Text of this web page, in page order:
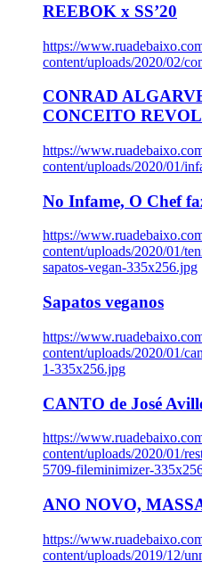
REEBOK x SS’20
https://
content/uploads/2020/02/
CONRAD
CONCEITO
https://
content/uploads/2020/01/
No Infame, O Chef
https://
content/uploads/2020/01/
sapatos-vegan-335x256.jpg
Sapatos veganos
https://
content/uploads/2020/01/
1-335x256.jpg
CANTO de José
https://
content/uploads/2020/01/
5709-fileminimizer-
ANO NOVO,
https://
content/uploads/2019/12/